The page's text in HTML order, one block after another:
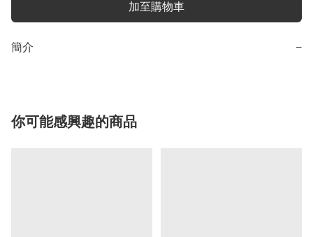
加至購物車
簡介 −
你可能感興趣的商品